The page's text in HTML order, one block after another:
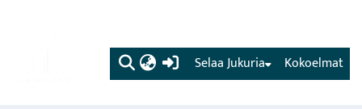
(current) Kokoelmat
Selaa Jukuria